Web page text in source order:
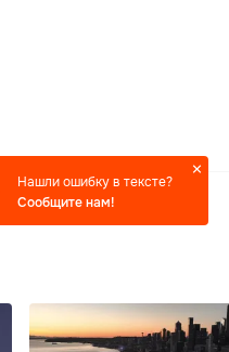
Нашли ошибку в тексте?
Сообщите нам!